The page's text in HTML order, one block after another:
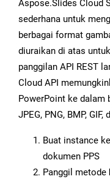
Aspose.Slides Cloud
sederhana untuk
berbagai format
diuraikan di atas
panggilan API REST
Cloud API
PowerPoint ke dalam
JPEG, PNG, BMP, GIF,
Buat instance
dokumen PPS
Panggil metode